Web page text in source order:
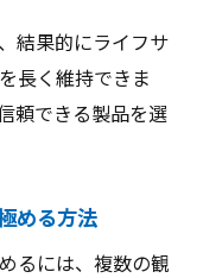
カーのサポー
ーカーが最適か
メーカーの特
カー比較のコ
結果的にライフサ
長く維持できま
頼できる製品を選
める方法
るには、複数の観